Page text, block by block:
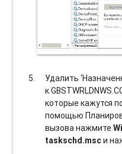
Удалить
к
которые кажутся
помощью
вызова нажмите
taskschd.mscи